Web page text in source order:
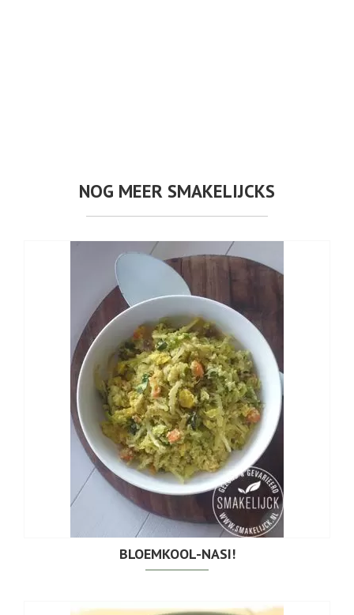
NOG MEER SMAKELIJCKS
BLOEMKOOL-NASI!